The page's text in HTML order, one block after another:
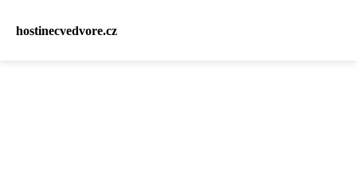
hostinecvedvore.cz